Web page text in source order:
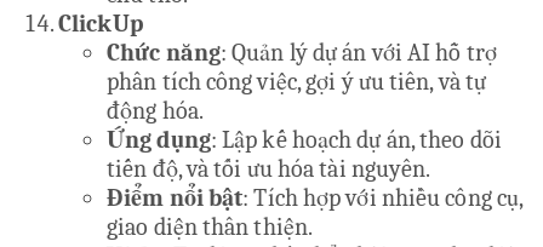
ClickUp
Chức năng: Quản lý dự án với AI hỗ trợ
phân tích công việc, gợi ý ưu tiên, và tự
động hóa.
Ứng dụng: Lập kế hoạch dự án, theo dõi
tiến độ, và tối ưu hóa tài nguyên.
Điểm nổi bật: Tích hợp với nhiều công cụ,
giao diện thân thiện.